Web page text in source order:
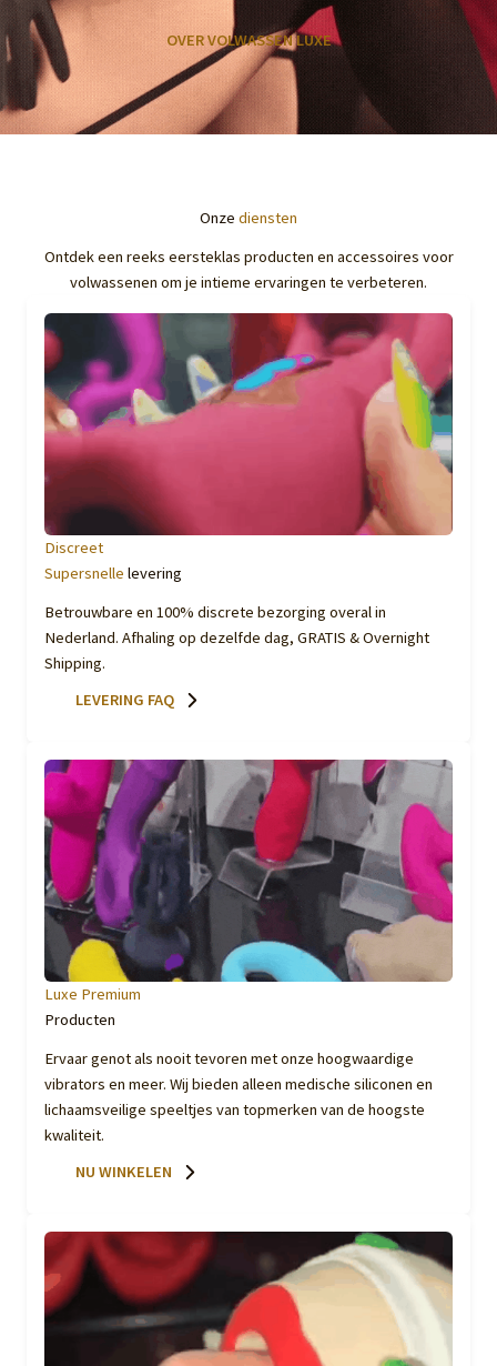
OVER VOLWASSEN LUXE
Onze diensten
Ontdek een reeks eersteklas producten en accessoires voor
volwassenen om je intieme ervaringen te verbeteren.
Discreet
Supersnelle levering
Betrouwbare en 100% discrete bezorging overal in
Nederland. Afhaling op dezelfde dag, GRATIS & Overnight
Shipping.
LEVERING FAQ
Luxe Premium
Producten
Ervaar genot als nooit tevoren met onze hoogwaardige
vibrators en meer. Wij bieden alleen medische siliconen en
lichaamsveilige speeltjes van topmerken van de hoogste
kwaliteit.
NU WINKELEN